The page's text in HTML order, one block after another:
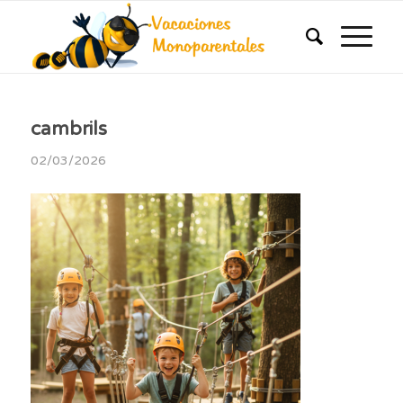
cambrils
02/03/2026